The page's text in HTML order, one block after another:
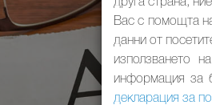
Вас с помощта
данни от
използването
информация за
декларация за